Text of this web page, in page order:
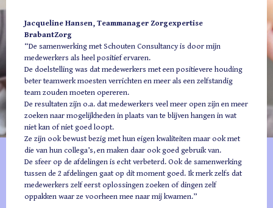
Teamtraining
Teamcoaching
Over ons
Harry Schouten
Rendement
Deelnemers aan het woord
Contact
Jacqueline Hansen, Teammanager Zorgexpertise
BrabantZorg
“De samenwerking met Schouten Consultancy is door mijn
medewerkers als heel positief ervaren.
De doelstelling was dat medewerkers met een positievere houding
beter teamwerk moesten verrichten en meer als een zelfstandig
team zouden moeten opereren.
De resultaten zijn o.a. dat medewerkers veel meer open zijn en meer
zoeken naar mogelijkheden in plaats van te blijven hangen in wat
niet kan of niet goed loopt.
Ze zijn ook bewust bezig met hun eigen kwaliteiten maar ook met
die van hun collega’s, en maken daar ook goed gebruik van.
De sfeer op de afdelingen is echt verbeterd. Ook de samenwerking
tussen de 2 afdelingen gaat op dit moment goed. Ik merk zelfs dat
medewerkers zelf eerst oplossingen zoeken of dingen zelf
oppakken waar ze voorheen mee naar mij kwamen.”